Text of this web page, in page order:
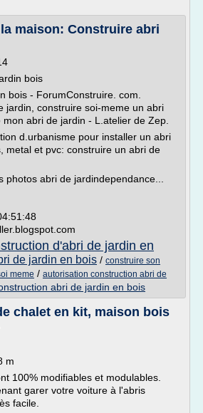
maison: Construire abri
bois
bois - ForumConstruire. com.
jardin, construire soi-meme un abri
abri de jardin - L.atelier de Zep.
d.urbanisme pour installer un abri
metal et pvc: construire un abri de
photos abri de jardindependance...
d'abri de jardin en
de jardin en bois / construire son
meme / autorisation construction abri de
abri de jardin en bois
chalet en kit, maison bois
m
100% modifiables et modulables.
garer votre voiture à l'abris
facile.